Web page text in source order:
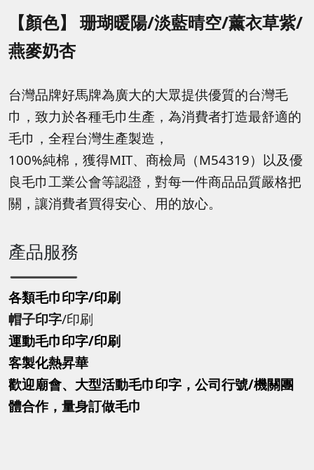
【顏色】 珊瑚暖陽/淡藍晴空/薰衣草紫/
燕麥奶杏
台灣品牌好馬牌為廣大的大眾提供優質的台灣毛
巾，致力於各種毛巾生產，為消費者打造最舒適的
毛巾，全程台灣生產製造，
100%純棉，獲得MIT、商檢局（M54319）以及優
良毛巾工業公會等認證，對每一件商品品質嚴格把
關，讓消費者買得安心、用的放心。
產品服務
各類毛巾印字/印刷
帽子印字/印刷
運動毛巾印字/印刷
客製化熱昇華
歡迎廟會、大型活動毛巾印字，公司行號/機關團
體合作，量身訂做毛巾